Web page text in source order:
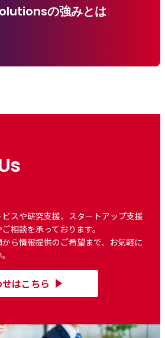
の強みとは
スや研究支援、スタートアップ支援
相談を承っております。
ら情報提供のご希望まで、お気軽に
はこちら